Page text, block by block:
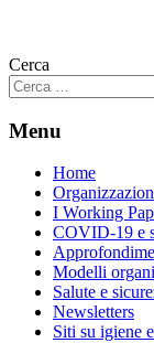
Cerca
Menu
Home
I Working
COVID-19 e
Modelli
Salute e
Newsletters
Siti su igiene